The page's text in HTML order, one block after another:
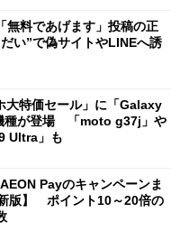
無料であげます」投稿の正
い”で偽サイトやLINEへ誘
大特価セール」に「Galaxy
種が登場 「moto g37j」や
Ultra」も
Payのキャンペーンま
版】 ポイント10～20倍の